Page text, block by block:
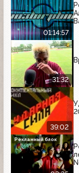
01:14:57
31:32
39:02
Рекламный блок